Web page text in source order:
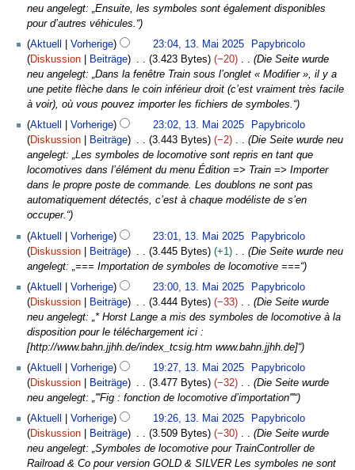
neu angelegt: „Ensuite, les symboles sont également disponibles
pour d’autres véhicules.“
Aktuell
Vorherige 23:04, 13. Mai 2025
Papybricolo
Diskussion
Beiträge 3.423 Bytes −20
Die Seite wurde
neu angelegt: „Dans la fenêtre Train sous l’onglet « Modifier », il y a
une petite flèche dans le coin inférieur droit (c’est vraiment très facile
à voir), où vous pouvez importer les fichiers de symboles.“
Aktuell
Vorherige 23:02, 13. Mai 2025
Papybricolo
Diskussion
Beiträge 3.443 Bytes −2
Die Seite wurde neu
angelegt: „Les symboles de locomotive sont repris en tant que
locomotives dans l’élément du menu Édition => Train => Importer
dans le propre poste de commande. Les doublons ne sont pas
automatiquement détectés, c’est à chaque modéliste de s’en
occuper.“
Aktuell
Vorherige 23:01, 13. Mai 2025
Papybricolo
Diskussion
Beiträge 3.445 Bytes +1
Die Seite wurde neu
angelegt: „=== Importation de symboles de locomotive ===“
Aktuell
Vorherige 23:00, 13. Mai 2025
Papybricolo
Diskussion
Beiträge 3.444 Bytes −33
Die Seite wurde
neu angelegt: „* Horst Lange a mis des symboles de locomotive à la
disposition pour le téléchargement ici :
[http://www.bahn.jjhh.de/index_tcsig.htm www.bahn.jjhh.de]“
Aktuell
Vorherige 19:27, 13. Mai 2025
Papybricolo
Diskussion
Beiträge 3.477 Bytes −32
Die Seite wurde
neu angelegt: „'''Fig : fonction de locomotive d’importation'''“
Aktuell
Vorherige 19:26, 13. Mai 2025
Papybricolo
Diskussion
Beiträge 3.509 Bytes −30
Die Seite wurde
neu angelegt: „Symboles de locomotive pour TrainController de
Railroad & Co pour version GOLD & SILVER Les symboles ne sont